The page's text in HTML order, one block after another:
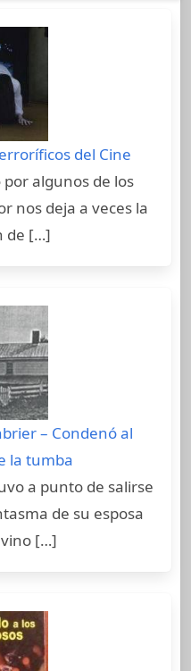
del Cine
algunos de los
nos deja a veces la
de […]
– Condenó al
la tumba
a punto de salirse
de su esposa
[…]